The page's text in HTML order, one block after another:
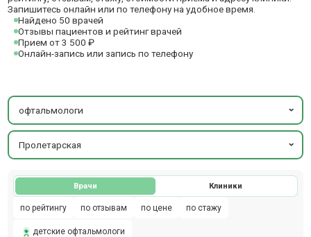
Запишитесь онлайн или по телефону на удобное время.
Найдено 50 врачей
Отзывы пациентов и рейтинг врачей
Прием от 3 500 ₽
Онлайн-запись или запись по телефону
офтальмологи
Пролетарская
Врачи Клиники
по рейтингу по отзывам по цене по стажу
детские офтальмологи